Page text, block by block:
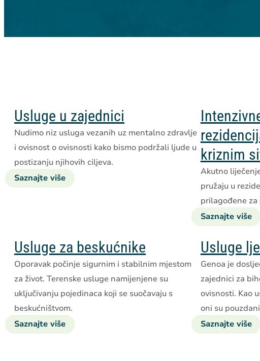
Usluge u zajednici
Nudimo niz usluga vezanih uz mentalno zdravlje
i ovisnost o ovisnosti kako bismo podržali ljude u
postizanju njihovih ciljeva.
Saznajte više
uslugama
kriznim
Akutno
pružaju u
prilagođene za
Saznajte višeo
u
Usluge za beskućnike
Oporavak počinje sigurnim i stabilnim mjestom
za život. Terenske usluge namijenjene su
uključivanju pojedinaca koji se suočavaju s
beskućništvom.
Saznajte više
uslugama
Usluge
Genoa je
zajednici za
ovisnosti. Kao
oni su
Saznajte višeo